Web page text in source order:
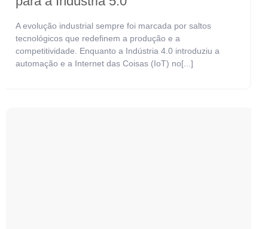
A evolução industrial sempre foi marcada por saltos
tecnológicos que redefinem a produção e a
competitividade. Enquanto a Indústria 4.0 introduziu a
automação e a Internet das Coisas (IoT) no[...]